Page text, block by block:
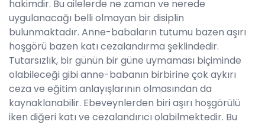
hakimdir. Bu ailelerde ne zaman ve nerede
uygulanacağı belli olmayan bir disiplin
bulunmaktadır. Anne-babaların tutumu bazen aşırı
hoşgörü bazen katı cezalandırma şeklindedir.
Tutarsızlık, bir günün bir güne uymaması biçiminde
olabileceği gibi anne-babanın birbirine çok aykırı
ceza ve eğitim anlayışlarının olmasından da
kaynaklanabilir. Ebeveynlerden biri aşırı hoşgörülü
iken diğeri katı ve cezalandırıcı olabilmektedir. Bu